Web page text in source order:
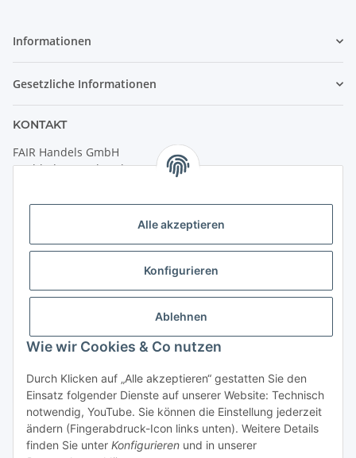
Alle akzeptieren
Konfigurieren
Ablehnen
Wie wir Cookies & Co nutzen
Durch Klicken auf „Alle akzeptieren“ gestatten Sie den
Einsatz folgender Dienste auf unserer Website: Technisch
notwendig, YouTube. Sie können die Einstellung jederzeit
ändern (Fingerabdruck-Icon links unten). Weitere Details
finden Sie unter Konfigurieren und in unserer
Informationen
Gesetzliche Informationen
KONTAKT
FAIR Handels GmbH
(Weltladen Innsbruck)
6020 Innsbruck
Öffnungszeiten:
Vertrag widerrufen